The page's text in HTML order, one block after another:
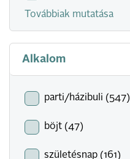
Továbbiak mutatása
Alkalom
parti/házibuli (547)
böjt (47)
születésnap (161)